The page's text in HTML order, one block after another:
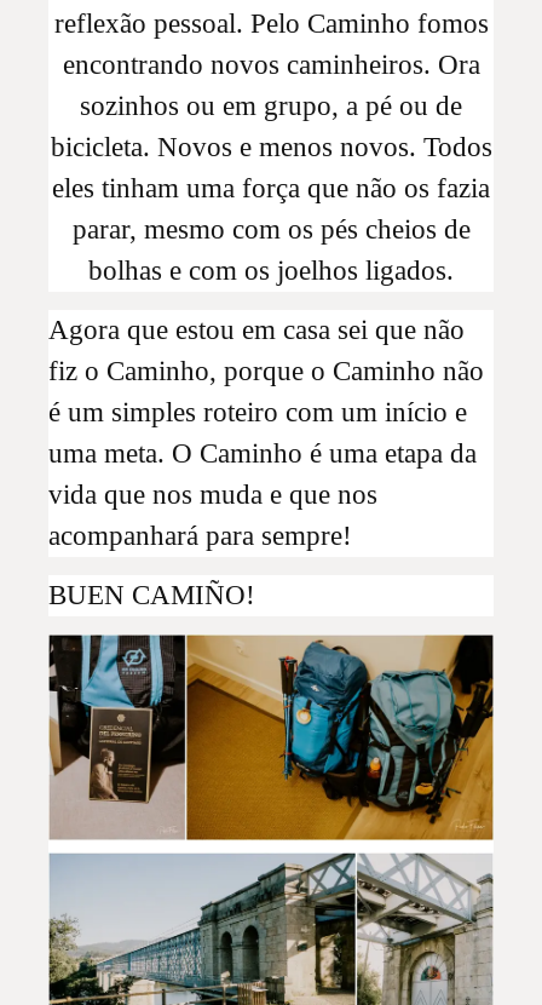
reflexão pessoal. Pelo Caminho fomos
encontrando novos caminheiros. Ora
sozinhos ou em grupo, a pé ou de
bicicleta. Novos e menos novos. Todos
eles tinham uma força que não os fazia
parar, mesmo com os pés cheios de
bolhas e com os joelhos ligados.
Agora que estou em casa sei que não
fiz o Caminho, porque o Caminho não
é um simples roteiro com um início e
uma meta. O Caminho é uma etapa da
vida que nos muda e que nos
acompanhará para sempre!
BUEN CAMIÑO!